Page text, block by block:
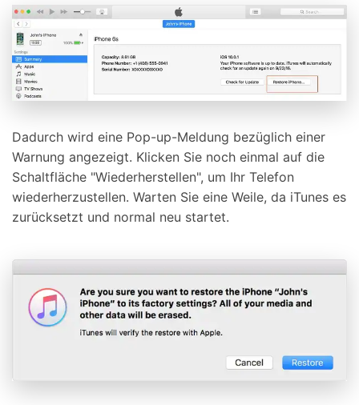
Dadurch wird eine Pop-up-Meldung bezüglich einer
Warnung angezeigt. Klicken Sie noch einmal auf die
Schaltfläche "Wiederherstellen", um Ihr Telefon
wiederherzustellen. Warten Sie eine Weile, da iTunes es
zurücksetzt und normal neu startet.